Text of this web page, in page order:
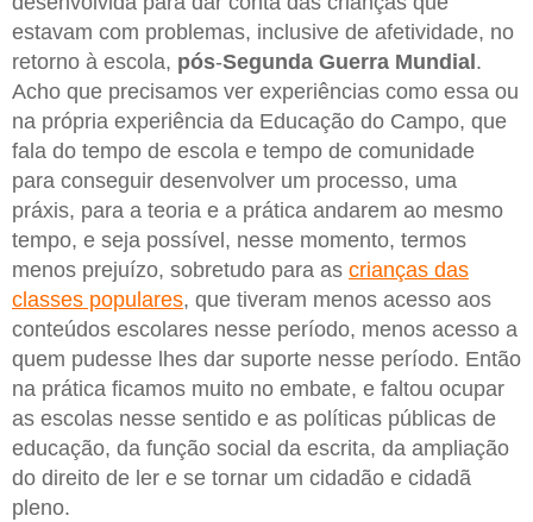
estavam com problemas, inclusive de afetividade, no
retorno à escola, pós-Segunda Guerra Mundial .
Acho que precisamos ver experiências como essa ou
na própria experiência da Educação do Campo, que
fala do tempo de escola e tempo de comunidade
para conseguir desenvolver um processo, uma
práxis, para a teoria e a prática andarem ao mesmo
tempo, e seja possível, nesse momento, termos
menos prejuízo, sobretudo para as crianças das
classes populares, que tiveram menos acesso aos
conteúdos escolares nesse período, menos acesso a
quem pudesse lhes dar suporte nesse período. Então
na prática ficamos muito no embate, e faltou ocupar
as escolas nesse sentido e as políticas públicas de
educação, da função social da escrita, da ampliação
do direito de ler e se tornar um cidadão e cidadã
pleno.